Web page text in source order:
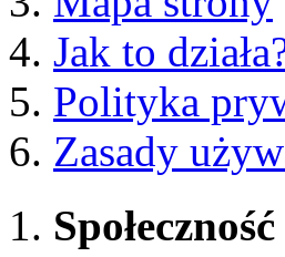
Jak to
Polityka
Zasady
Społeczność